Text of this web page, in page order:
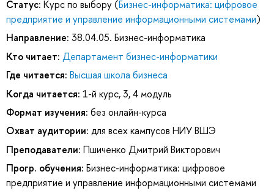
Статус: Курс по выбору (Бизнес-информатика: цифровое
предприятие и управление информационными системами)
Направление: 38.04.05. Бизнес-информатика
Кто читает: Департамент бизнес-информатики
Где читается: Высшая школа бизнеса
Когда читается: 1-й курс, 3, 4 модуль
Формат изучения: без онлайн-курса
Охват аудитории: для всех кампусов НИУ ВШЭ
Преподаватели: Пшиченко Дмитрий Викторович
Прогр. обучения: Бизнес-информатика: цифровое
предприятие и управление информационными системами